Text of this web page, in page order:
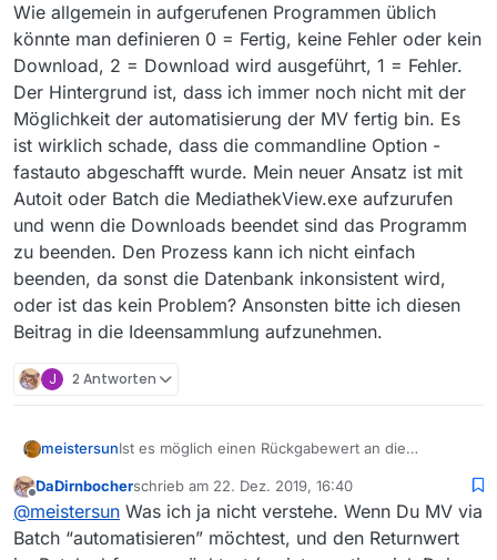
Wie allgemein in aufgerufenen Programmen üblich
könnte man definieren 0 = Fertig, keine Fehler oder kein
Download, 2 = Download wird ausgeführt, 1 = Fehler.
Der Hintergrund ist, dass ich immer noch nicht mit der
Möglichkeit der automatisierung der MV fertig bin. Es
ist wirklich schade, dass die commandline Option -
fastauto abgeschafft wurde. Mein neuer Ansatz ist mit
Autoit oder Batch die MediathekView.exe aufzurufen
und wenn die Downloads beendet sind das Programm
zu beenden. Den Prozess kann ich nicht einfach
beenden, da sonst die Datenbank inkonsistent wird,
oder ist das kein Problem? Ansonsten bitte ich diesen
Beitrag in die Ideensammlung aufzunehmen.
J 2 Antworten
meistersunIst es möglich einen Rückgabewert an die
abgeschlossen sind oder keine Downloads da
sind? Wie allgemein in aufgerufenen Programmen
üblich könnte man definieren 0 = Fertig, keine
Fehler oder kein Download, 2 = Download wird
Offline
DaDirnbocherschrieb am 22. Dez. 2019, 16:40
zuletzt editiert von
@meistersun Was ich ja nicht verstehe. Wenn Du MV via
Batch “automatisieren” möchtest, und den Returnwert